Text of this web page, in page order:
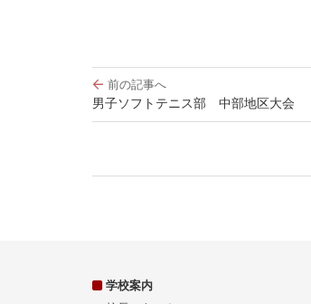
投
稿
ナ
ゲ
前の記事へ
男子ソフトテニス部 中部地区大会
学校案内